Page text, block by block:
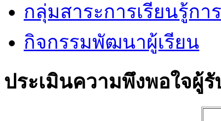
กลุ่มสาระการเรียนรู้กา
กิจกรรมพัฒนาผู้เรียน
ประเมินความพึงพอใจผู้รั